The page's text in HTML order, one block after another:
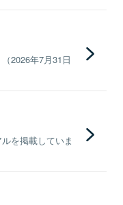
2026年7月31日
を掲載していま